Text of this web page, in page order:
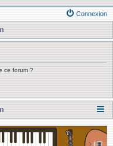
Connexion
ce forum ?